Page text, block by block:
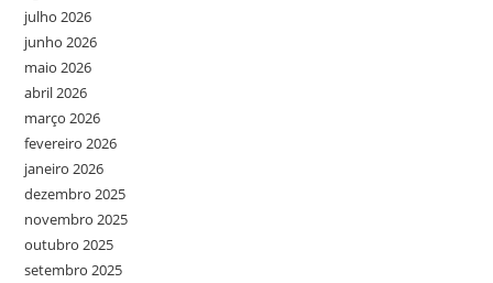
julho 2026
junho 2026
maio 2026
abril 2026
março 2026
fevereiro 2026
janeiro 2026
dezembro 2025
novembro 2025
outubro 2025
setembro 2025